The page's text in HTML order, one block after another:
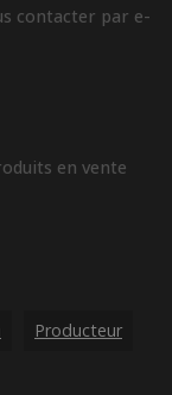
contacter par e-
en vente
Producteur